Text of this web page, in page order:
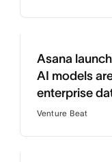
Asana
AI models
enterprise
Venture Beat